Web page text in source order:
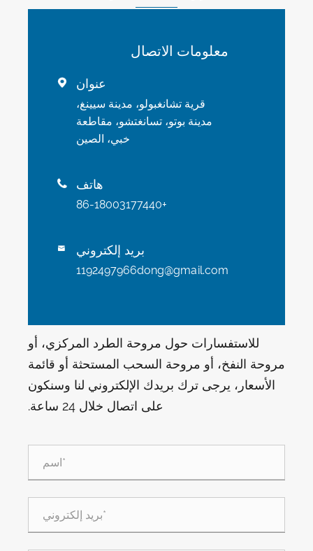
معلومات الاتصال
 عنوان
قرية تشانغبولو، مدينة سيينغ،
مدينة بوتو، تسانغتشو، مقاطعة
خبي، الصين
 هاتف
+86-18003177440
 بريد إلكتروني
1192497966dong@gmail.com
للاستفسارات حول مروحة الطرد المركزي، أو
مروحة النفخ، أو مروحة السحب المستحثة أو قائمة
الأسعار، يرجى ترك بريدك الإلكتروني لنا وسنكون
على اتصال خلال 24 ساعة.